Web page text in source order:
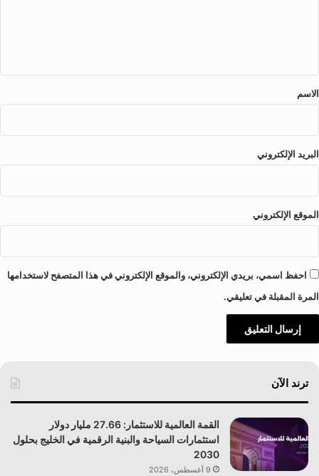
*
الاسم
البريد الإلكتروني
الموقع الإلكتروني
احفظ اسمي، بريدي الإلكتروني، والموقع الإلكتروني في هذا المتصفح لاستخدامها
المرة المقبلة في تعليقي.
ترند الآن
القمة العالمية للاستثمار: 27.66 مليار دولار
استثمارات السياحة والبنية الرقمية في الخليج بحلول
2030
9 أغسطس، 2026